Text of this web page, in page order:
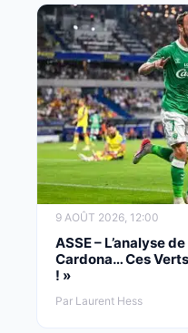
9 AOÛT 2026, 12:00
ASSE – L’analyse
Cardona… Ces
! »
Par Laurent Hess